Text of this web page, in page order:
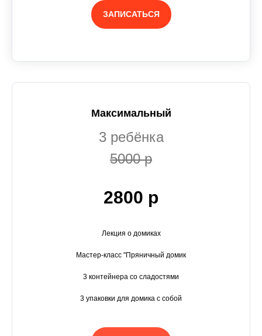
ЗАПИСАТЬСЯ
Максимальный
3 ребёнка
5000 р
2800 р
Лекция о домиках
Мастер-класс "Пряничный домик
3 контейнера со сладостями
3 упаковки для домика с собой